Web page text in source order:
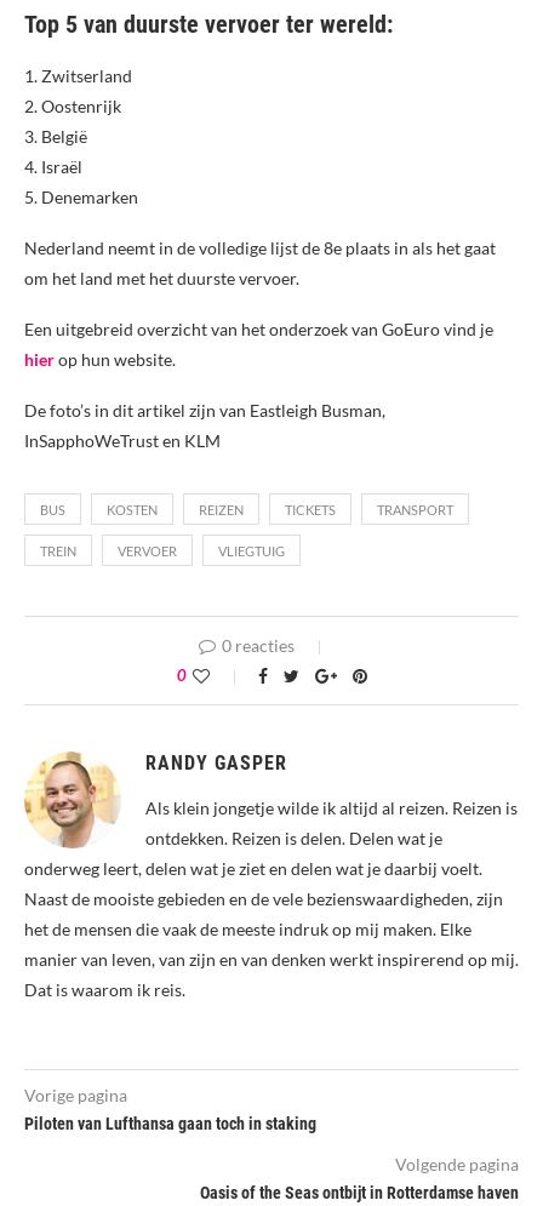
Top 5 van duurste vervoer ter wereld:
1. Zwitserland
2. Oostenrijk
3. België
4. Israël
5. Denemarken
Nederland neemt in de volledige lijst de 8e plaats in als het gaat
om het land met het duurste vervoer.
Een uitgebreid overzicht van het onderzoek van GoEuro vind je
hierop hun website.
De foto’s in dit artikel zijn van Eastleigh Busman,
InSapphoWeTrust en KLM
BUS KOSTEN REIZEN TICKETS TRANSPORT
TREIN VERVOER VLIEGTUIG
0 reacties
0
RANDY GASPER
Als klein jongetje wilde ik altijd al reizen. Reizen is
ontdekken. Reizen is delen. Delen wat je
onderweg leert, delen wat je ziet en delen wat je daarbij voelt.
Naast de mooiste gebieden en de vele bezienswaardigheden, zijn
het de mensen die vaak de meeste indruk op mij maken. Elke
manier van leven, van zijn en van denken werkt inspirerend op mij.
Dat is waarom ik reis.
Vorige pagina
Piloten van Lufthansa gaan toch in staking
Volgende pagina
Oasis of the Seas ontbijt in Rotterdamse haven